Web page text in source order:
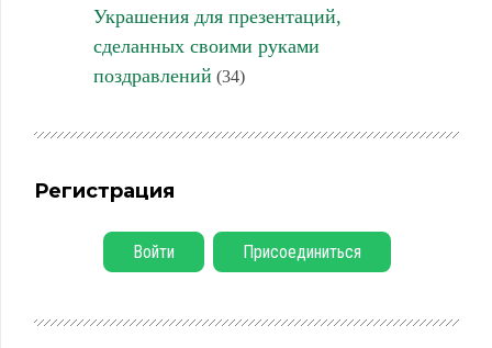
Украшения для презентаций,
сделанных своими руками
поздравлений (34)
Регистрация
Войти Присоединиться